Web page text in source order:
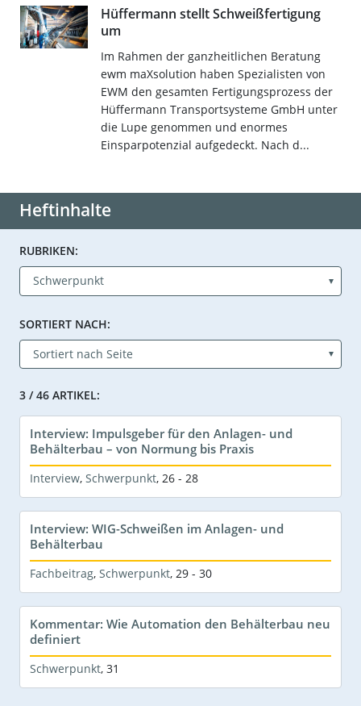
Hüffermann stellt Schweißfertigung
um
Im Rahmen der ganzheitlichen Beratung
ewm maXsolution haben Spezialisten von
EWM den gesamten Fertigungsprozess der
Hüffermann Transportsysteme GmbH unter
die Lupe genommen und enormes
Einsparpotenzial aufgedeckt. Nach d...
Heftinhalte
RUBRIKEN:
SORTIERT NACH:
3 / 46 ARTIKEL:
Interview: Impulsgeber für den Anlagen- und
Behälterbau – von Normung bis Praxis
Interview, Schwerpunkt, 26 - 28
Interview: WIG-Schweißen im Anlagen- und
Behälterbau
Fachbeitrag, Schwerpunkt, 29 - 30
Kommentar: Wie Automation den Behälterbau neu
definiert
Schwerpunkt, 31